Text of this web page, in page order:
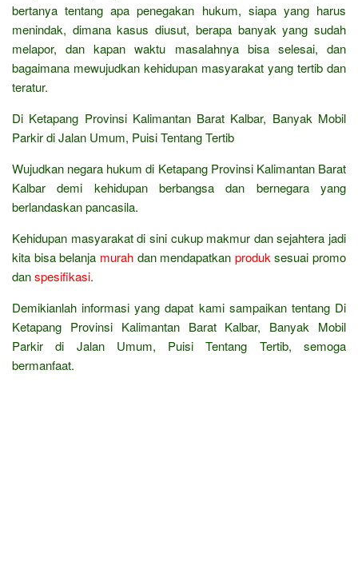
bertanya tentang apa penegakan hukum, siapa yang harus
menindak, dimana kasus diusut, berapa banyak yang sudah
melapor, dan kapan waktu masalahnya bisa selesai, dan
bagaimana mewujudkan kehidupan masyarakat yang tertib dan
teratur.
Di Ketapang Provinsi Kalimantan Barat Kalbar, Banyak Mobil
Parkir di Jalan Umum, Puisi Tentang Tertib
Wujudkan negara hukum di Ketapang Provinsi Kalimantan Barat
Kalbar demi kehidupan berbangsa dan bernegara yang
berlandaskan pancasila.
Kehidupan masyarakat di sini cukup makmur dan sejahtera jadi
kita bisa belanja murahdan mendapatkan produk sesuai promo
danspesifikasi.
Demikianlah informasi yang dapat kami sampaikan tentang Di
Ketapang Provinsi Kalimantan Barat Kalbar, Banyak Mobil
Parkir di Jalan Umum, Puisi Tentang Tertib, semoga
bermanfaat.